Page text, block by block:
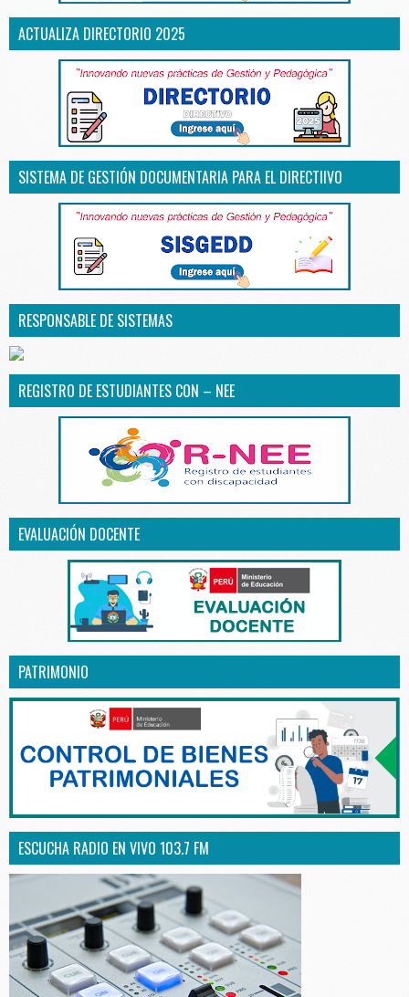
ACTUALIZA DIRECTORIO 2025
SISTEMA DE GESTIÓN DOCUMENTARIA PARA EL DIRECTIIVO
RESPONSABLE DE SISTEMAS
REGISTRO DE ESTUDIANTES CON – NEE
EVALUACIÓN DOCENTE
PATRIMONIO
ESCUCHA RADIO EN VIVO 103.7 FM